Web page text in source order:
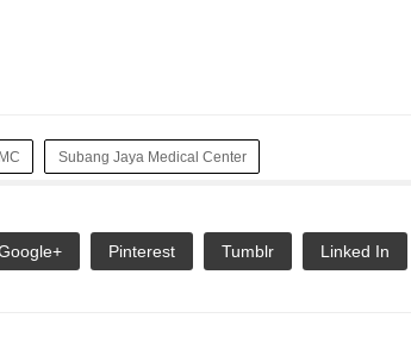
Subang Jaya Medical Center
Pinterest Tumblr Linked In